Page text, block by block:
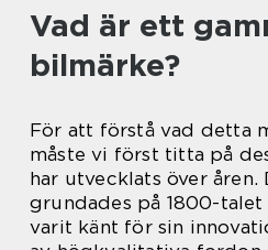
Vad är ett
bilmärke?
För att förstå vad detta
måste vi först titta på
har utvecklats över
grundades på 1800-talet
varit känt för sin